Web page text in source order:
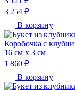
3 254 ₽
В корзину
Коробочка с
16 см х 3 см
1 860 ₽
В корзину